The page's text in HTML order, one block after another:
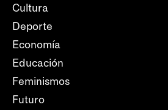
Cultura
Deporte
Economía
Educación
Feminismos
Futuro